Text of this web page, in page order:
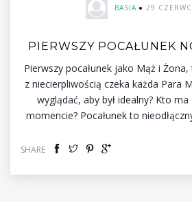
BASIA 29
PIERWSZY POCAŁUNEK
Pierwszy pocałunek jako Mąż i
z niecierpliwością czeka każda Para
wyglądać, aby był idealny? Kto
momencie? Pocałunek to
SHARE